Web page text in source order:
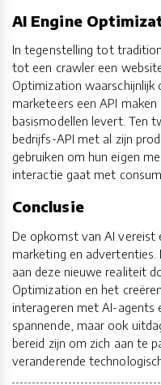
AI Engine
In tegenstelling tot
tot een crawler een
Optimization waarschijnlijk
marketeers een API
basismodellen levert. Ten
bedrijfs-API met al zijn
gebruiken om hun eigen
interactie gaat met
Conclusie
De opkomst van AI vereist
marketing en advertenties.
aan deze nieuwe realiteit
Optimization en het
interageren met AI-agents
spannende, maar ook
bereid zijn om zich aan te
veranderende